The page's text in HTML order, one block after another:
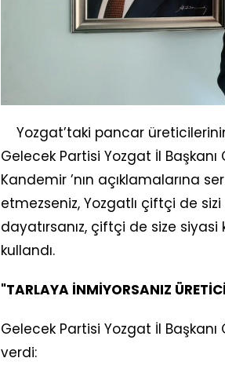
Yozgat’taki pancar
Gelecek Partisi Yozgat İl
Kandemir ’nın açıklamalarına
etmezseniz, Yozgatlı çiftçi de
dayatırsanız, çiftçi de size
kullandı.
"TARLAYA İNMİYORSANIZ
Gelecek Partisi Yozgat İl
verdi: